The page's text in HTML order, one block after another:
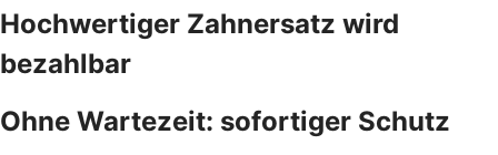
Hochwertiger Zahnersatz wird
bezahlbar
Ohne Wartezeit: sofortiger Schutz